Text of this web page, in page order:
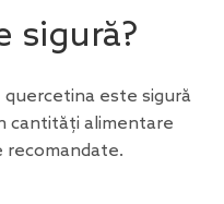
sigură?
este sigură
cantități alimentare
recomandate.